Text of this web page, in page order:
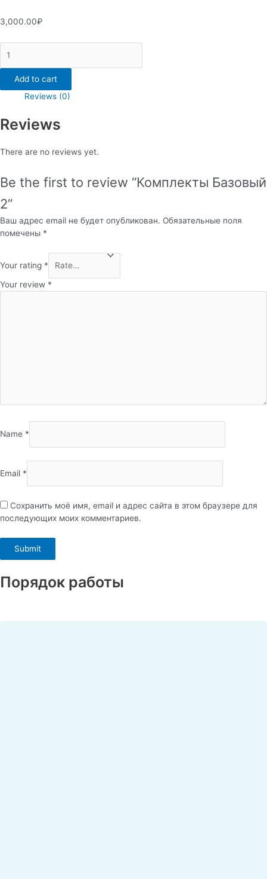
3,000.00₽
Базовый
Add to cart
Reviews (0)
Reviews
There are no reviews yet.
Be the first to review “Комплекты Базовый
2”
Ваш адрес email не будет опубликован. Обязательные поля
помечены *
Your rating *
Your review *
Name *
Email *
Сохранить моё имя, email и адрес сайта в этом браузере для
последующих моих комментариев.
Порядок работы